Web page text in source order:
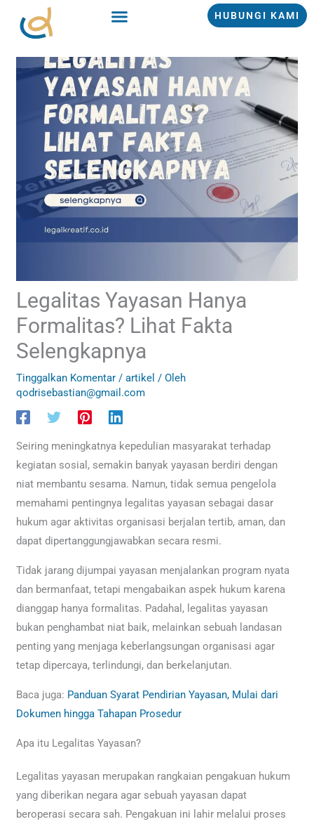
HUBUNGI KAMI
Legalitas Yayasan Hanya
Formalitas? Lihat Fakta
Selengkapnya
Tinggalkan Komentar /artikel / Oleh
qodrisebastian@gmail.com
Seiring meningkatnya kepedulian masyarakat terhadap
kegiatan sosial, semakin banyak yayasan berdiri dengan
niat membantu sesama. Namun, tidak semua pengelola
memahami pentingnya legalitas yayasan sebagai dasar
hukum agar aktivitas organisasi berjalan tertib, aman, dan
dapat dipertanggungjawabkan secara resmi.
Tidak jarang dijumpai yayasan menjalankan program nyata
dan bermanfaat, tetapi mengabaikan aspek hukum karena
dianggap hanya formalitas. Padahal, legalitas yayasan
bukan penghambat niat baik, melainkan sebuah landasan
penting yang menjaga keberlangsungan organisasi agar
tetap dipercaya, terlindungi, dan berkelanjutan.
Baca juga: Panduan Syarat Pendirian Yayasan, Mulai dari
Dokumen hingga Tahapan Prosedur
Apa itu Legalitas Yayasan?
Legalitas yayasan merupakan rangkaian pengakuan hukum
yang diberikan negara agar sebuah yayasan dapat
beroperasi secara sah. Pengakuan ini lahir melalui proses